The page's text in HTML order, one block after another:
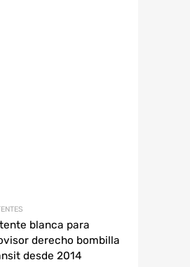
blanca para
derecho bombilla
desde 2014